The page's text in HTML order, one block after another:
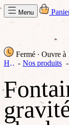
Menu
Fermé · Ouvre à
Home
Nos produits